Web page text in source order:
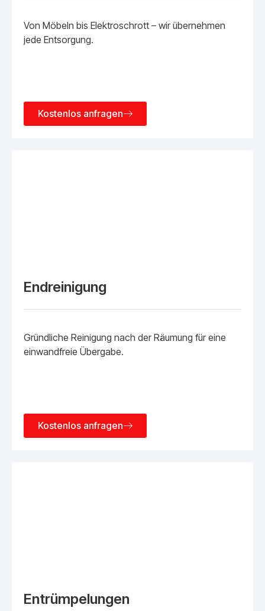
Von Möbeln bis Elektroschrott – wir übernehmen
jede Entsorgung.
Kostenlos anfragen
Endreinigung
Gründliche Reinigung nach der Räumung für eine
einwandfreie Übergabe.
Kostenlos anfragen
Entrümpelungen